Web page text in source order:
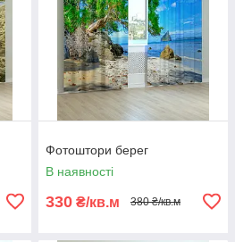
Фотоштори берег
В наявності
330 ₴/кв.м 380 ₴/кв.м